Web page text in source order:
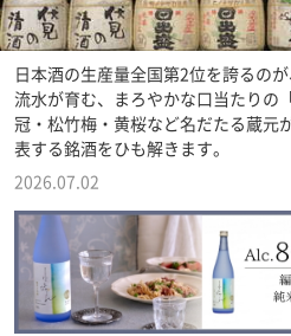
日本酒の生産量全国第2位を誇るの
流水が育む、まろやかな口当たりの
冠・松竹梅・黄桜など名だたる蔵元
表する銘酒をひも解きます。
2026.07.02